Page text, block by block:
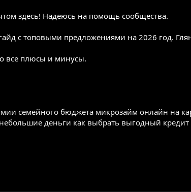
здесь! Надеюсь на помощь сообщества.
с топовыми предложениями на 2026 год.
все плюсы и минусы.
семейного бюджета микрозайм онлайн на
деньги как выбрать выгодный